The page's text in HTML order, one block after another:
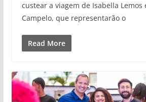
custear a viagem de Isabella Lemos
Campelo, que representarão o
Read More